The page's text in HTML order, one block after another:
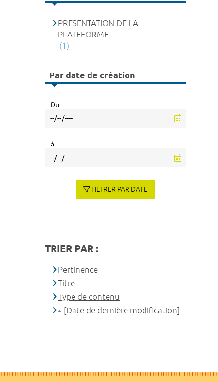
PRESENTATION DE LA
PLATEFORME
(1)
Par date de création
Du
à
FILTRER PAR DATE
TRIER PAR :
Pertinence
Titre
Type de contenu
[Date de dernière modification]